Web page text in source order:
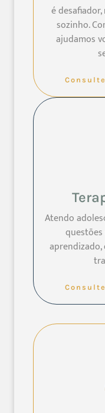
é
sozinho.
ajudamos
Atendo
questões